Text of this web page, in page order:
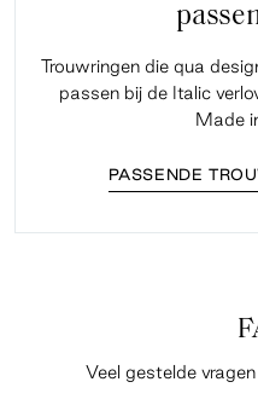
Trouwringen die qua
passen bij de Italic
Made
PASSENDE
Veel gestelde